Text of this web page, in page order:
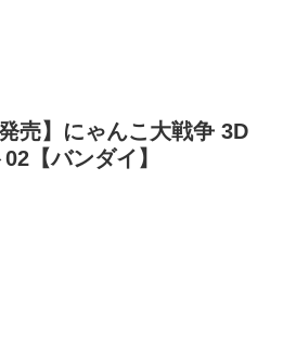
売】にゃんこ大戦争 3D
【バンダイ】